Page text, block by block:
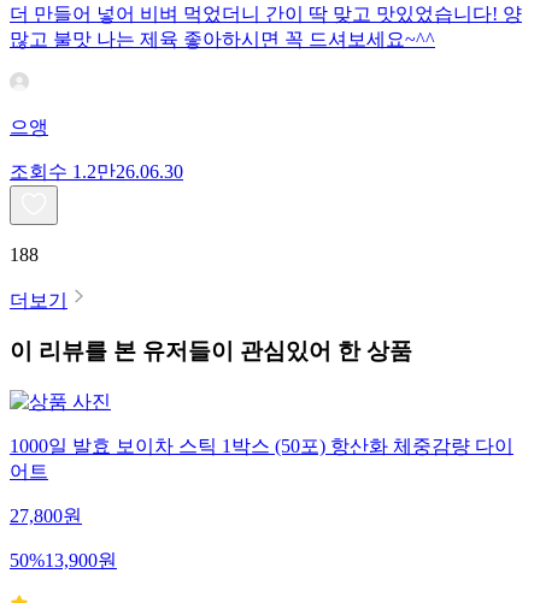
더 만들어 넣어 비벼 먹었더니 간이 딱 맞고 맛있었습니다! 양
많고 불맛 나는 제육 좋아하시면 꼭 드셔보세요~^^
으앵
조회수 1.2만26.06.30
188
더보기
이 리뷰를 본 유저들이 관심있어 한 상품
1000일 발효 보이차 스틱 1박스 (50포) 항산화 체중감량 다이
어트
27,800원
50%13,900원